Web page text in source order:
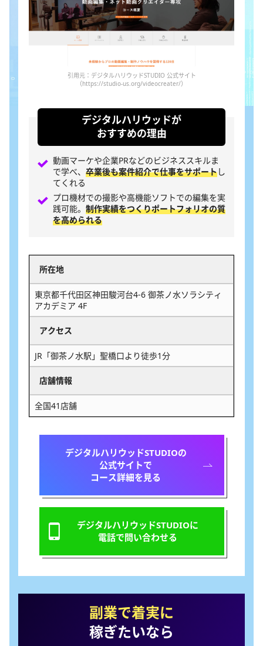
引用元：デジタルハリウッドSTUDIO 公式サイト
（https://studio-us.org/videocreater/）
デジタルハリウッドが
おすすめの理由
動画マーケや企業PRなどのビジネススキルま
で学べ、 卒業後も案件紹介で仕事をサポートし
てくれる
プロ機材での撮影や高機能ソフトでの編集を実
践可能。 制作実績をつくりポートフォリオの質
を高められる
所在地
東京都千代田区神田駿河台4-6 御茶ノ水ソラシティ
アカデミア 4F
アクセス
JR「御茶ノ水駅」聖橋口より徒歩1分
店舗情報
全国41店舗
デジタルハリウッドSTUDIOの
公式サイトで
コース詳細を見る
デジタルハリウッドSTUDIOに
電話で問い合わせる
副業で着実に
稼ぎたいなら